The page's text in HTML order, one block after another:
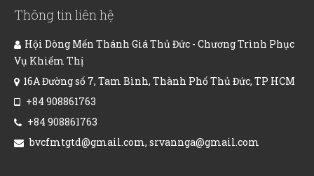
Thông tin liên hệ
Hội Dòng Mến Thánh Giá Thủ Đức - Chương Trình Phục
Vụ Khiếm Thị
16A Đường số 7, Tam Bình, Thành Phố Thủ Đức, TP HCM
+84 908861763
+84 908861763
bvcfmtgtd@gmail.com, srvannga@gmail.com